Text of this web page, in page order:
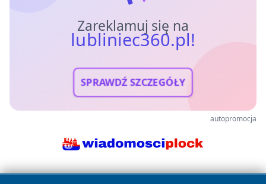
Zareklamuj się na
lubliniec360.pl!
SPRAWDŹ SZCZEGÓŁY
autopromocja